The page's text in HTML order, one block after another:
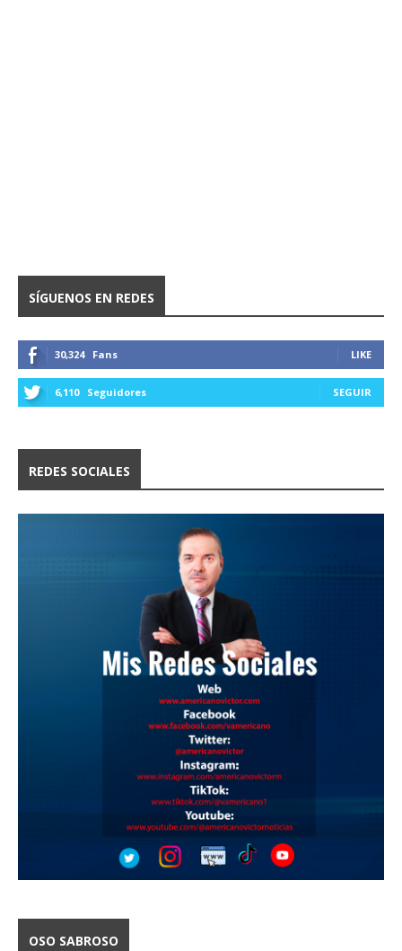
SÍGUENOS EN REDES
30,324 Fans LIKE
6,110 Seguidores SEGUIR
REDES SOCIALES
OSO SABROSO